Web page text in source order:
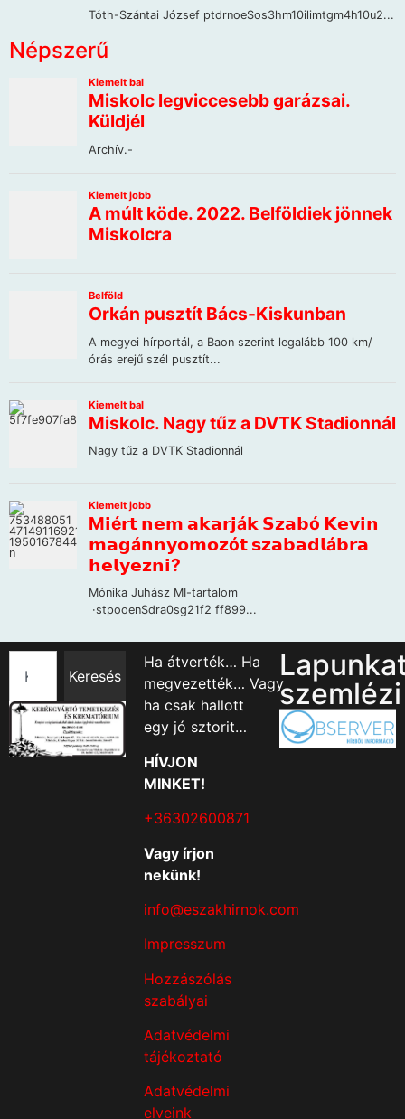
Népszerű
Keresés
Ha átverték… Ha
megvezették… Vagy
ha csak hallott
egy jó sztorit…
HÍVJON
MINKET!
+36302600871
Vagy írjon
nekünk!
info@eszakhirnok.com
Impresszum
Hozzászólás
szabályai
Adatvédelmi
tájékoztató
Adatvédelmi
elveink
szemlézi